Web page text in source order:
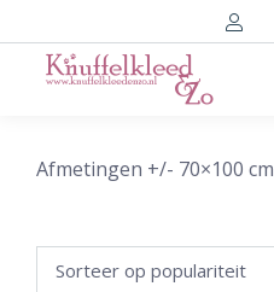
Afmetingen +/- 70×100 cm